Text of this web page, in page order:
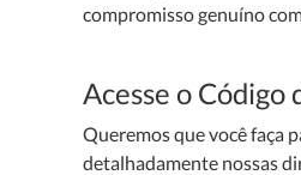
compromisso genuíno
Acesse o
Queremos que você faça
detalhadamente nossas